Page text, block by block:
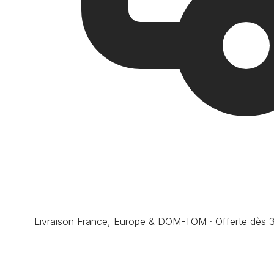
Livraison France, Europe & DOM-TOM · Offerte dès